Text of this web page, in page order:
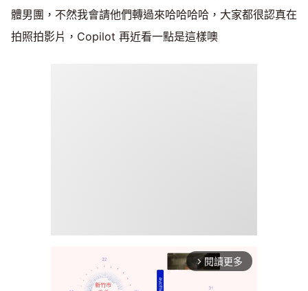
體男團，不然我會請他們轉過來哈哈哈哈，大家都很認真在
拍照拍影片，Copilot 再近看一點是這樣噢
arrow_forward_ios 閱讀更多